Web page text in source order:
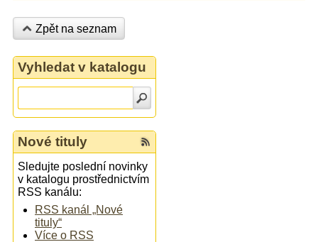
Zpět na seznam
Vyhledat v katalogu
Nové tituly
Sledujte poslední novinky
v katalogu prostřednictvím
RSS kanálu:
RSS kanál „Nové
tituly“
Více o RSS